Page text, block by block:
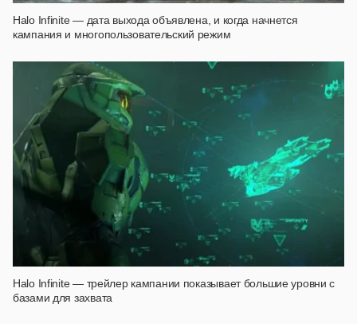
Halo Infinite — дата выхода объявлена, и когда начнется
кампания и многопользовательский режим
Halo Infinite — трейлер кампании показывает большие уровни с
базами для захвата